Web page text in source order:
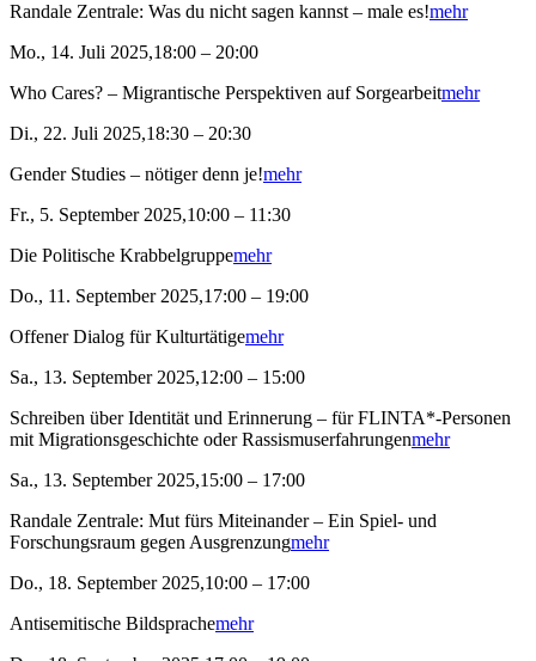
Randale Zentrale: Was du nicht sagen kannst – male es!mehr
Mo., 14. Juli 2025,18:00 – 20:00
Who Cares? – Migrantische Perspektiven auf Sorgearbeitmehr
Di., 22. Juli 2025,18:30 – 20:30
Gender Studies – nötiger denn je!mehr
Fr., 5. September 2025,10:00 – 11:30
Die Politische Krabbelgruppemehr
Do., 11. September 2025,17:00 – 19:00
Offener Dialog für Kulturtätigemehr
Sa., 13. September 2025,12:00 – 15:00
Schreiben über Identität und Erinnerung – für FLINTA*-Personen
mit Migrationsgeschichte oder Rassismuserfahrungenmehr
Sa., 13. September 2025,15:00 – 17:00
Randale Zentrale: Mut fürs Miteinander – Ein Spiel- und
Forschungsraum gegen Ausgrenzungmehr
Do., 18. September 2025,10:00 – 17:00
Antisemitische Bildsprachemehr